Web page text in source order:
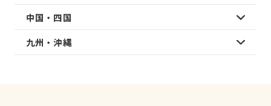
中国・四国
九州・沖縄